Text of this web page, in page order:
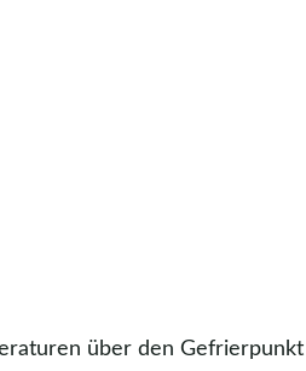
über den